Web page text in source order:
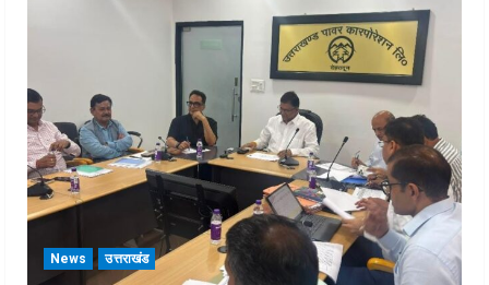
News उत्तराखंड